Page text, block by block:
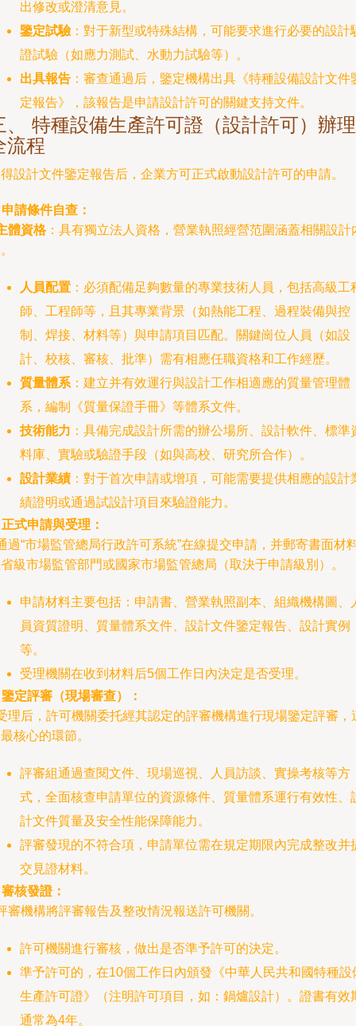
出修改或澄清意見。
鑒定試驗：對于新型或特殊結構，可能要求進行必要的設計
證試驗（如應力測試、水動力試驗等）。
出具報告 ：審查通過后，鑒定機構出具《特種設備設計文件
定報告》，該報告是申請設計許可的關鍵支持文件。
、 特種設備生產許可證（設計許可）辦理
流程
設計文件鑒定報告后，企業方可正式啟動設計許可的申請。
請條件自查：
體資格：具有獨立法人資格，營業執照經營范圍涵蓋相關設計
人員配置 ：必須配備足夠數量的專業技術人員，包括高級工
師、工程師等，且其專業背景（如熱能工程、過程裝備與控
制、焊接、材料等）與申請項目匹配。關鍵崗位人員（如設
計、校核、審核、批準）需有相應任職資格和工作經歷。
質量體系 ：建立并有效運行與設計工作相適應的質量管理體
系，編制《質量保證手冊》等體系文件。
技術能力 ：具備完成設計所需的辦公場所、設計軟件、標準
料庫、實驗或驗證手段（如與高校、研究所合作）。
設計業績 ：對于首次申請或增項，可能需要提供相應的設計
績證明或通過試設計項目來驗證能力。
式申請與受理：
過“市場監管總局行政許可系統”在線提交申請，并郵寄書面材
級市場監管部門或國家市場監管總局（取決于申請級別）。
申請材料主要包括：申請書、營業執照副本、組織機構圖、
員資質證明、質量體系文件、設計文件鑒定報告、設計實例
等。
受理機關在收到材料后5個工作日內決定是否受理。
定評審（現場審查）：
理后，許可機關委托經其認定的評審機構進行現場鑒定評審，
核心的環節。
評審組通過查閱文件、現場巡視、人員訪談、實操考核等方
式，全面核查申請單位的資源條件、質量體系運行有效性、
計文件質量及安全性能保障能力。
評審發現的不符合項，申請單位需在規定期限內完成整改并
交見證材料。
核發證：
審機構將評審報告及整改情況報送許可機關。
許可機關進行審核，做出是否準予許可的決定。
準予許可的，在10個工作日內頒發《中華人民共和國特種設
生產許可證》（注明許可項目，如：鍋爐設計）。證書有效
通常為4年。